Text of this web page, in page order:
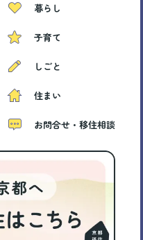
暮らし
子育て
しごと
住まい
お問合せ・移住相談